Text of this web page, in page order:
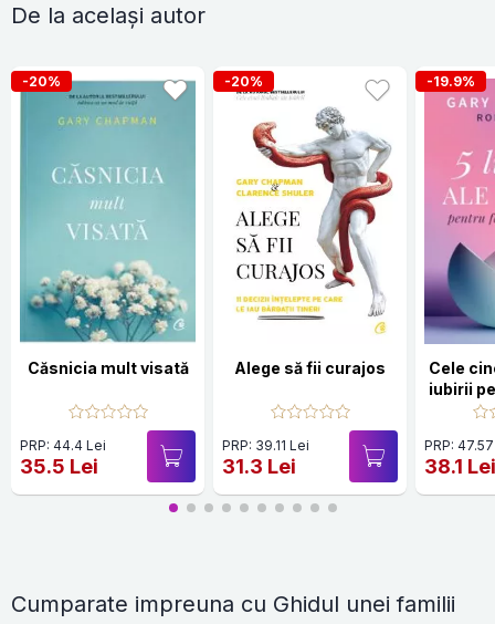
De la același autor
-20%
Căsnicia mult visată
PRP: 44.4 Lei
35.5 Lei
-20%
Alege să fii curajos
PRP: 39.11 Lei
31.3 Lei
-19.9%
Cele
iubirii
PRP:
38.1
Cumparate impreuna cu Ghidul unei familii